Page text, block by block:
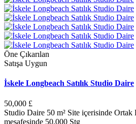
Öne Çıkarılan
Satışa Uygun
İskele Longbeach Satılık Studio Daire
50,000 £
Studio Daire 50 m² Site içerisinde
mesafesinde 50,000 Stg